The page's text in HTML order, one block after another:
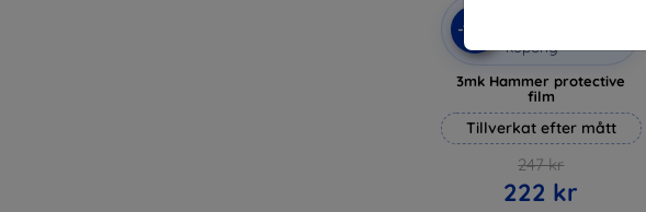
-10%
kupong
3mk Hammer protective
film
Tillverkat efter mått
247 kr
222 kr